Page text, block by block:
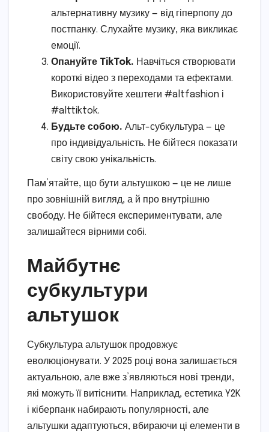
альтернативну музику — від гіперпопу до
постпанку. Слухайте музику, яка викликає
емоції.
Опануйте TikTok. Навчіться створювати
короткі відео з переходами та ефектами.
Використовуйте хештеги #altfashion і
#alttiktok.
Будьте собою. Альт-субкультура — це
про індивідуальність. Не бійтеся показати
світу свою унікальність.
Пам’ятайте, що бути альтушкою — це не лише
про зовнішній вигляд, а й про внутрішню
свободу. Не бійтеся експериментувати, але
залишайтеся вірними собі.
Майбутнє
субкультури
альтушок
Субкультура альтушок продовжує
еволюціонувати. У 2025 році вона залишається
актуальною, але вже з’являються нові тренди,
які можуть її витіснити. Наприклад, естетика Y2K
і кіберпанк набирають популярності, але
альтушки адаптуються, вбираючи ці елементи в